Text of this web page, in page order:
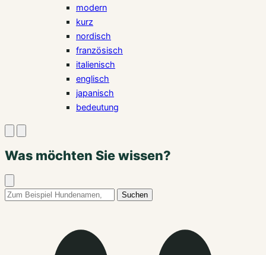
modern
kurz
nordisch
französisch
italienisch
englisch
japanisch
bedeutung
öffnenöffnen
Was möchten Sie wissen?
schließen
Suchbegriff: Suchen